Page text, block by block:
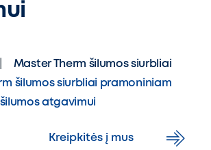
Master Therm šilumos siurbliai
šilumos siurbliai pramoniniam
atgavimui
Kreipkitės į mus